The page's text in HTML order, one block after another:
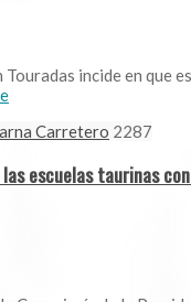
incide en que
Carretero 2287
escuelas taurinas